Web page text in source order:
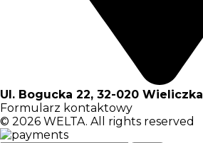
Ul. Bogucka 22, 32-020 Wieliczka
Formularz kontaktowy
© 2026 WELTA. All rights reserved